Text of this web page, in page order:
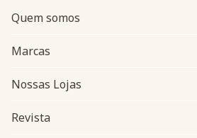
Quem somos
Marcas
Nossas Lojas
Revista